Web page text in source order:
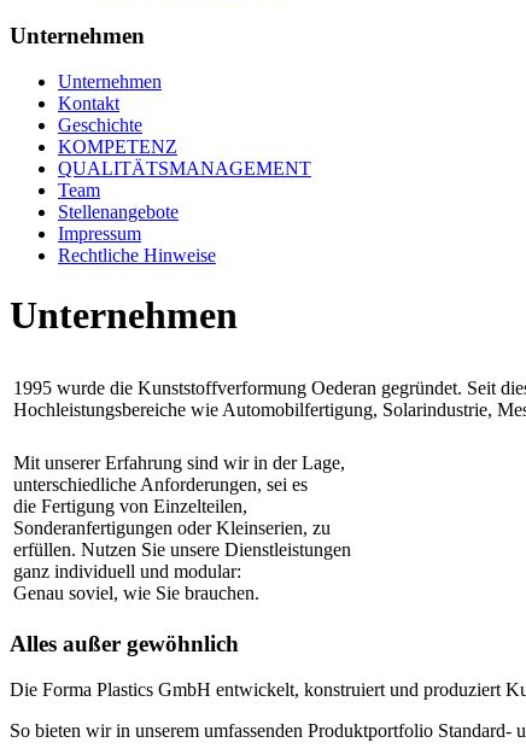
Unternehmen
Unternehmen
Kontakt
Geschichte
KOMPETENZ
QUALITÄTSMANAGEMENT
Team
Stellenangebote
Impressum
Rechtliche Hinweise
Unternehmen
1995 wurde die Kunststoffverformung Oederan gegründet. Seit
Hochleistungsbereiche wie Automobilfertigung, Solarindustrie,
Mit unserer Erfahrung sind wir in der Lage,
unterschiedliche Anforderungen, sei es
die Fertigung von Einzelteilen,
Sonderanfertigungen oder Kleinserien, zu
erfüllen. Nutzen Sie unsere Dienstleistungen
ganz individuell und modular:
Genau soviel, wie Sie brauchen.
Alles außer gewöhnlich
Die Forma Plastics GmbH entwickelt, konstruiert und produziert
So bieten wir in unserem umfassenden Produktportfolio